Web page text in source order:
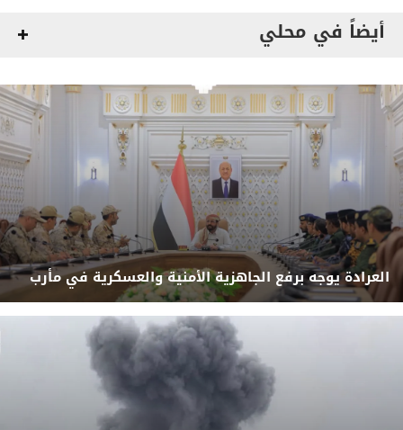
أيضاً في محلي
العرادة يوجه برفع الجاهزية الأمنية والعسكرية في مأرب